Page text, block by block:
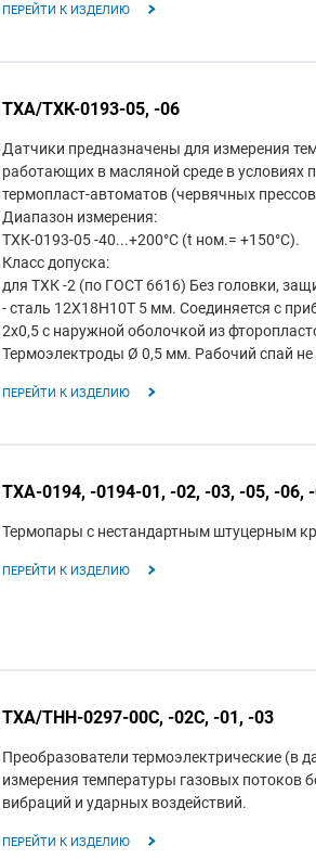
ПЕРЕЙТИ К ИЗДЕЛИЮ
ТХА/ТХК-0193-05, -06
Датчики предназначены для измерения
работающих в масляной среде в условиях
термопласт-автоматов (червячных
Диапазон измерения:
ТХК-0193-05 -40...+200°С (t ном.= +150°С).
Класс допуска:
для ТХК -2 (по ГОСТ 6616) Без головки,
- сталь 12Х18Н10Т 5 мм. Соединяется с
2x0,5 с наружной оболочкой из
Термоэлектроды Ø 0,5 мм. Рабочий спай не
ПЕРЕЙТИ К ИЗДЕЛИЮ
ТХА-0194, -0194-01, -02, -03, -05, -06,
Термопары с нестандартным штуцерным
ПЕРЕЙТИ К ИЗДЕЛИЮ
ТХА/ТНН-0297-00С, -02С, -01, -03
Преобразователи термоэлектрические
измерения температуры газовых потоков
вибраций и ударных воздействий.
ПЕРЕЙТИ К ИЗДЕЛИЮ